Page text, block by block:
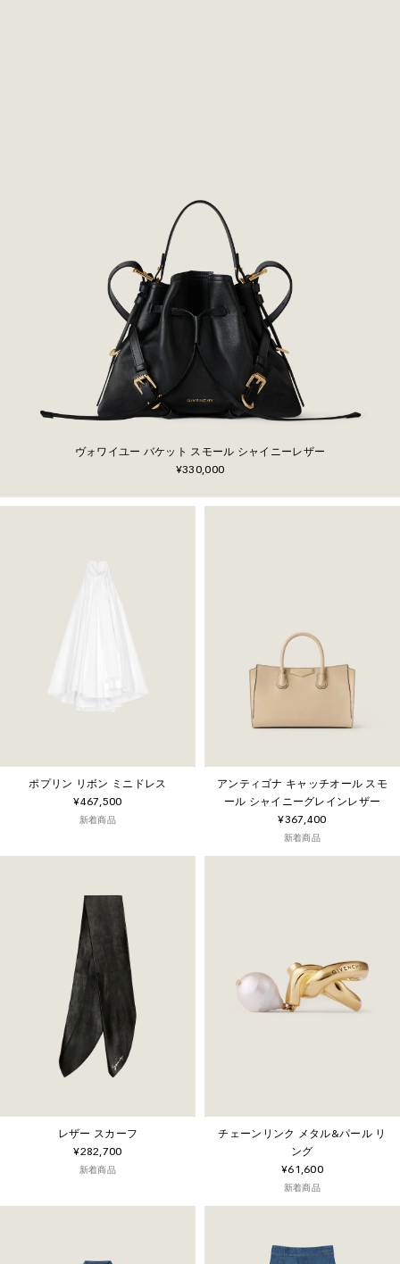
ヴォワイユー バケット スモール シャイニーレザー
¥330,000
ポプリン リボン ミニドレス
¥467,500
新着商品
アンティゴナ キャッチオール スモ
ール シャイニーグレインレザー
¥367,400
新着商品
レザー スカーフ
¥282,700
新着商品
チェーンリンク メタル&パール リ
ング
¥61,600
新着商品